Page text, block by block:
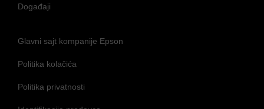
Događaji
Glavni sajt kompanije Epson
Politika kolačića
Politika privatnosti